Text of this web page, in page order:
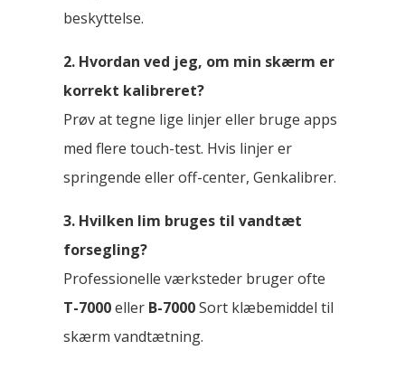
beskyttelse.
2. Hvordan ved jeg, om min skærm er
korrekt kalibreret?
Prøv at tegne lige linjer eller bruge apps
med flere touch-test. Hvis linjer er
springende eller off-center, Genkalibrer.
3. Hvilken lim bruges til vandtæt
forsegling?
Professionelle værksteder bruger ofte
T-7000eller B-7000Sort klæbemiddel til
skærm vandtætning.